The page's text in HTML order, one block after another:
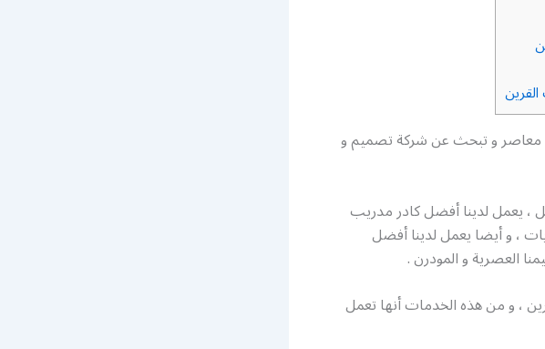
و تبحث عن شركة تصميم و
، يعمل لدينا أفضل كادر مدريب
، و أيضا يعمل لدينا أفضل
العصرية و المودرن .
، و من هذه الخدمات أنها تعمل